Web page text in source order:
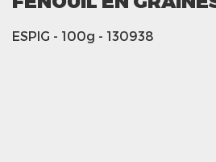
ESPIG - 100g - 130938